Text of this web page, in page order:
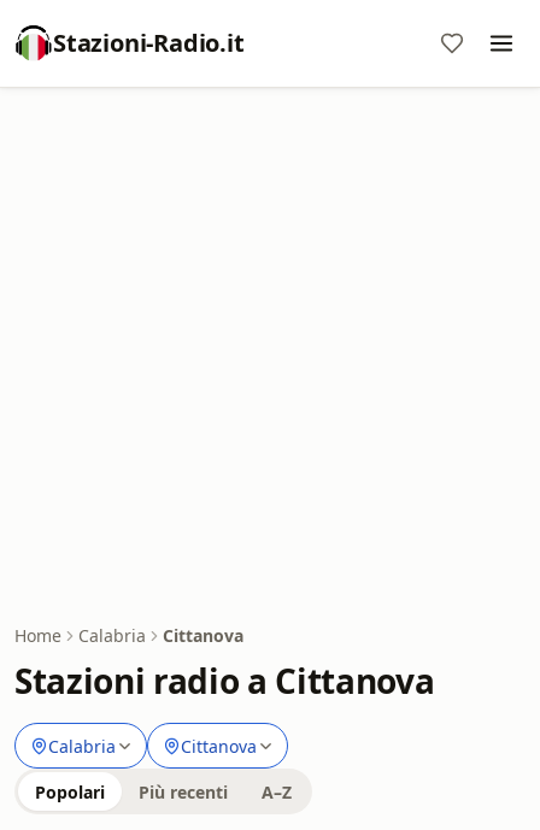
Stazioni-Radio.it
Home Calabria Cittanova
Stazioni radio a Cittanova
Calabria Cittanova
Popolari Più recenti A–Z